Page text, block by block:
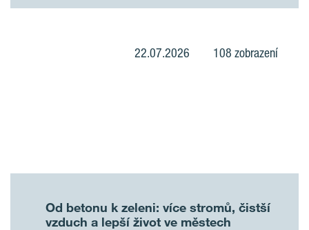
22.07.2026 108 zobrazení
Od betonu k zeleni: více stromů, čistší
vzduch a lepší život ve městech